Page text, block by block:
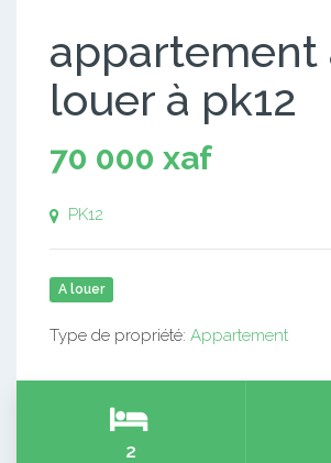
appartement
louer à pk12
70 000 xaf
PK12
A louer
Type de propriété: Appartement
2